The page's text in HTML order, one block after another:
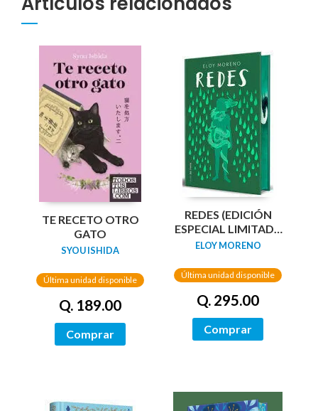
TE RECETO OTRO
GATO
SYOU ISHIDA
Última unidad disponible
Q. 189.00
Comprar
REDES (EDICIÓN
ESPECIAL LIMITADA
GUARDAS DRAGÓN)
ELOY MORENO
Última unidad disponible
Q. 295.00
Comprar